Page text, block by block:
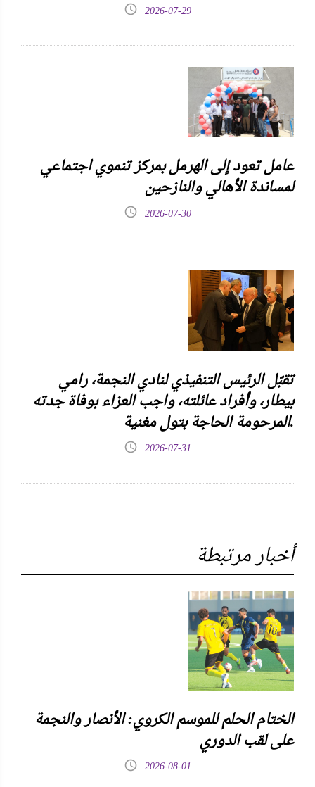
2026-07-29
عامل تعود إلى الهرمل بمركز تنموي اجتماعي
لمساندة الأهالي والنازحين
2026-07-30
تقبّل الرئيس التنفيذي لنادي النجمة، رامي
بيطار، وأفراد عائلته، واجب العزاء بوفاة جدته
المرحومة الحاجة بتول مغنية.
2026-07-31
أخبار مرتبطة
الختام الحلم للموسم الكروي: الأنصار والنجمة
على لقب الدوري
2026-08-01